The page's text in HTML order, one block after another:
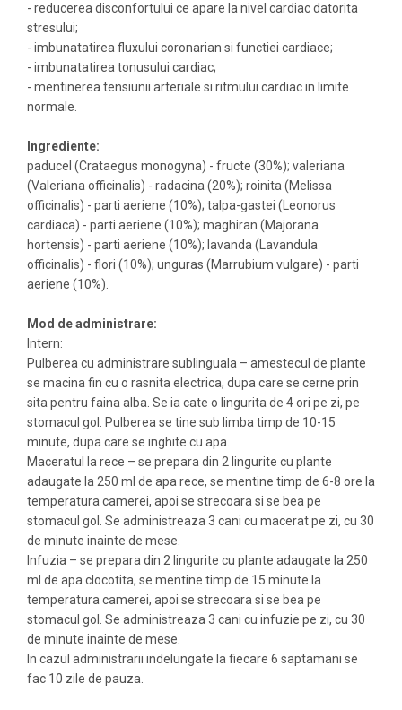
- reducerea disconfortului ce apare la nivel cardiac datorita
stresului;
- imbunatatirea fluxului coronarian si functiei cardiace;
- imbunatatirea tonusului cardiac;
- mentinerea tensiunii arteriale si ritmului cardiac in limite
normale.
Ingrediente:
paducel (Crataegus monogyna) - fructe (30%); valeriana
(Valeriana officinalis) - radacina (20%); roinita (Melissa
officinalis) - parti aeriene (10%); talpa-gastei (Leonorus
cardiaca) - parti aeriene (10%); maghiran (Majorana
hortensis) - parti aeriene (10%); lavanda (Lavandula
officinalis) - flori (10%); unguras (Marrubium vulgare) - parti
aeriene (10%).
Mod de administrare:
Intern:
Pulberea cu administrare sublinguala – amestecul de plante
se macina fin cu o rasnita electrica, dupa care se cerne prin
sita pentru faina alba. Se ia cate o lingurita de 4 ori pe zi, pe
stomacul gol. Pulberea se tine sub limba timp de 10-15
minute, dupa care se inghite cu apa.
Maceratul la rece – se prepara din 2 lingurite cu plante
adaugate la 250 ml de apa rece, se mentine timp de 6-8 ore la
temperatura camerei, apoi se strecoara si se bea pe
stomacul gol. Se administreaza 3 cani cu macerat pe zi, cu 30
de minute inainte de mese.
Infuzia – se prepara din 2 lingurite cu plante adaugate la 250
ml de apa clocotita, se mentine timp de 15 minute la
temperatura camerei, apoi se strecoara si se bea pe
stomacul gol. Se administreaza 3 cani cu infuzie pe zi, cu 30
de minute inainte de mese.
In cazul administrarii indelungate la fiecare 6 saptamani se
fac 10 zile de pauza.